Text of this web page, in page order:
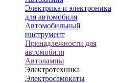
Электрика и электроника
для автомобиля
Автомобильный
инструмент
Принадлежности для
автомобиля
Автолампы
Электротехника
Электросамокаты